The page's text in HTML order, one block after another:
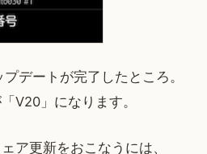
デートが完了したところ。
V20」になります。
ア更新をおこなうには、